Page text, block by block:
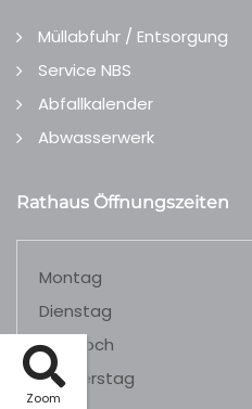
Zoom
Müllabfuhr / Entsorgung
Service NBS
Abfallkalender
Abwasserwerk
Rathaus Öffnungszeiten
Montag
Dienstag
Mittwoch
Donnerstag